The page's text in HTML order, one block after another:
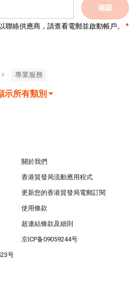
確認
聯絡供應商，請查看電郵並啟動帳戶。
專業服務
示所有類別
關於我們
香港貿發局流動應用程式
更新您的香港貿發局電郵訂閱
使用條款
超連結條款及細則
京ICP备09059244号
号